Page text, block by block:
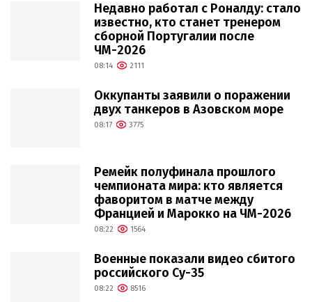
Недавно работал с Роналду: стало
известно, кто станет тренером
сборной Португалии после
ЧМ-2026
08:14 2111
Оккупанты заявили о поражении
двух танкеров в Азовском море
08:17 3775
Ремейк полуфинала прошлого
чемпионата мира: кто является
фаворитом в матче между
Францией и Марокко на ЧМ-2026
08:22 1564
Военные показали видео сбитого
российского Су-35
08:22 8516